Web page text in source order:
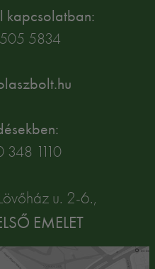
kapcsolatban:
5834
348 1110
u. 2-6.,
EMELET